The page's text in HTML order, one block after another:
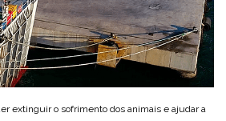
extinguir o sofrimento dos animais e ajudar a